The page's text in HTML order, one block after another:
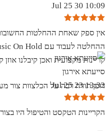
10:09 30 Jul 25
אין ספק שאחת ההחלטות
קריינות מקצועית ואכן קיבלנו
דופן.תודה רבה על הכלצוות צור
סייעתא אירגון
13:32 23 Jul 25
הקריינות הטקסט והטיפול היו